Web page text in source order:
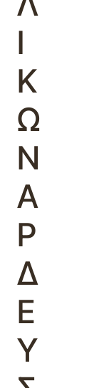
Ι
Κ
Ω
Ν
Α
Ρ
Δ
Ε
Υ